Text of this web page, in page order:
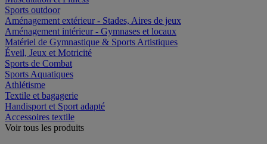
Sports outdoor
Aménagement extérieur - Stades, Aires de jeux
Aménagement intérieur - Gymnases et locaux
Matériel de Gymnastique & Sports Artistiques
Éveil, Jeux et Motricité
Sports de Combat
Sports Aquatiques
Athlétisme
Textile et bagagerie
Handisport et Sport adapté
Accessoires textile
Voir tous les produits